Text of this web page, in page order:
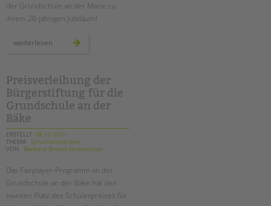
der Grundschule an der Marie zu
ihrem 20-jährigen Jubiläum!
weiterlesen
grundschule
an
der
marie
Preisverleihung der
Bürgerstiftung für die
Grundschule an der
Bäke
ERSTELLT 08.10.2021
THEMA Schulsozialarbeit
VON
Barbara Brecht-Hadraschek
Das Fairplayer-Programm an der
Grundschule an der Bäke hat den
zweiten Platz des Schülerpreises für